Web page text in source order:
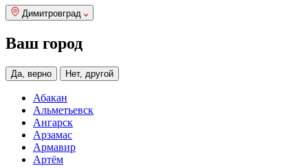
Димитровград
Ваш город
Да, верно Нет, другой
Абакан
Альметьевск
Ангарск
Арзамас
Армавир
Артём